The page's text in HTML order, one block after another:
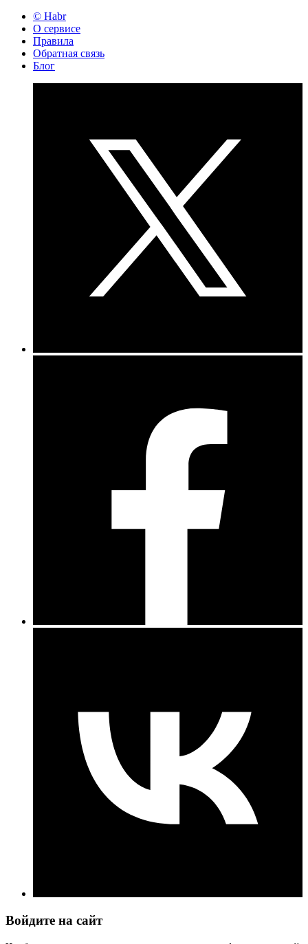
© Habr
О сервисе
Правила
Обратная связь
Блог
Войдите на сайт